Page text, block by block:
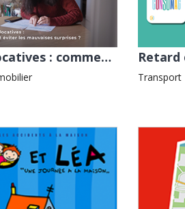
Charges locatives : comment éviter les mauvaises surprises ?
Transport